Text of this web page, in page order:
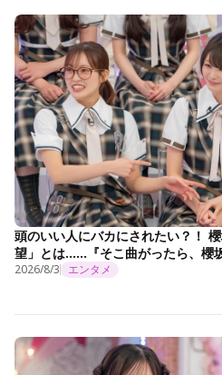
頭のいい人にバカにされたい？！
望」とは……『そこ曲がったら、櫻
2026/8/3 エンタメ